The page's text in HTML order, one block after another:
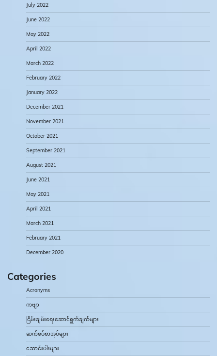
July 2022
June 2022
May 2022
April 2022
March 2022
February 2022
January 2022
December 2021
November 2021
October 2021
September 2021
August 2021
June 2021
May 2021
April 2021
March 2021
February 2021
December 2020
Categories
Acronyms
ကဗျာ
ငြိမ်းချမ်းရေးဆောင်ရွက်ချက်များ
ဆက်စပ်စာအုပ်များ
ဆောင်းပါးများ